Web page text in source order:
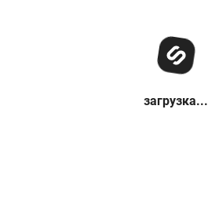
загрузка...